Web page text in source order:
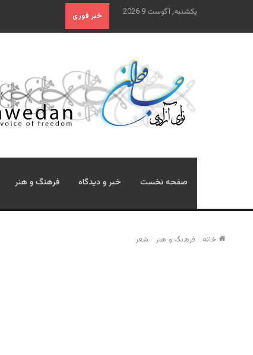
یکشنبه, آگوست 9 2026 خبر فوری
صفحه نخست خبر و دیدگاه فرهنگ و هنر
خانه / فرهنگ و هنر / شعر